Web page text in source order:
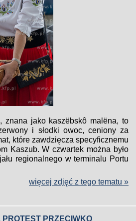
znana jako kaszëbskô malëna, to
i słodki owoc, ceniony za
które zawdzięcza specyficznemu
Kaszub. W czwartek można było
regionalnego w terminalu Portu
więcej zdjęć z tego tematu »
PROTEST PRZECIWKO